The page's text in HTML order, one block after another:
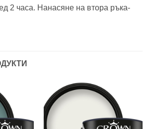
2 часа. Нанасяне на втора ръка-